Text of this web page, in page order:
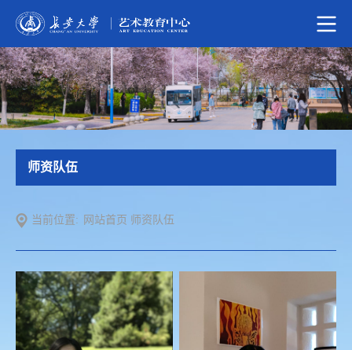
师资队伍
当前位置: 网站首页 师资队伍